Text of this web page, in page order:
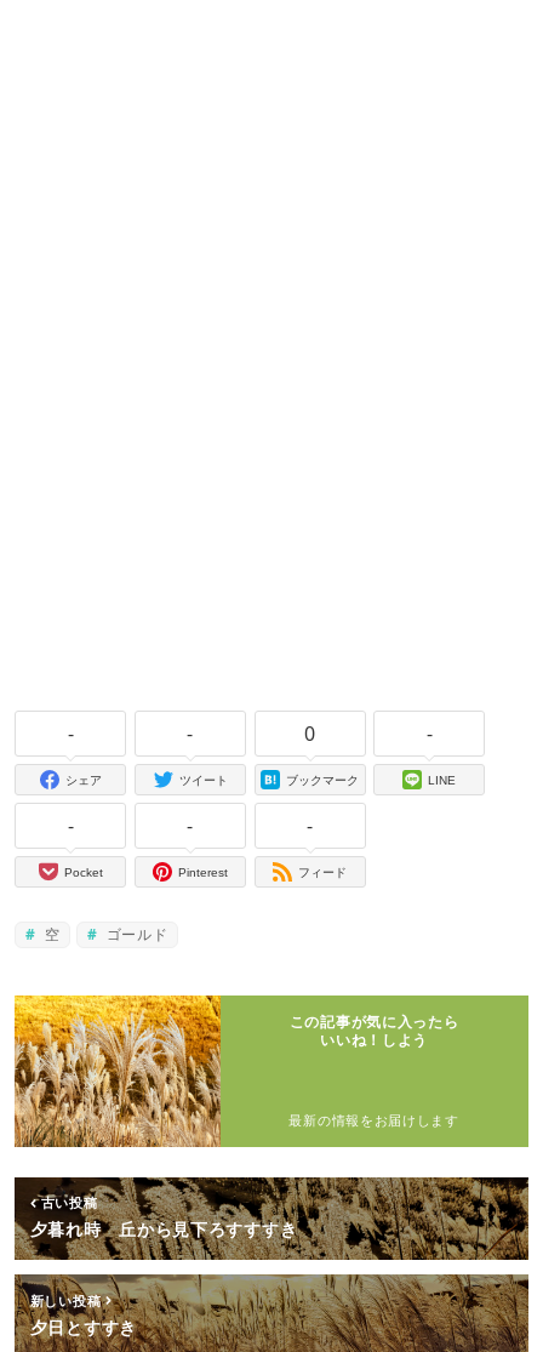
-
シェア
-
ツイート
0
ブックマーク
-
LINE
-
Pocket
-
Pinterest
-
フィード
空 ゴールド
この記事が気に入ったら
いいね！しよう
最新の情報をお届けします
古い投稿
夕暮れ時 丘から見下ろすすすき
新しい投稿
夕日とすすき